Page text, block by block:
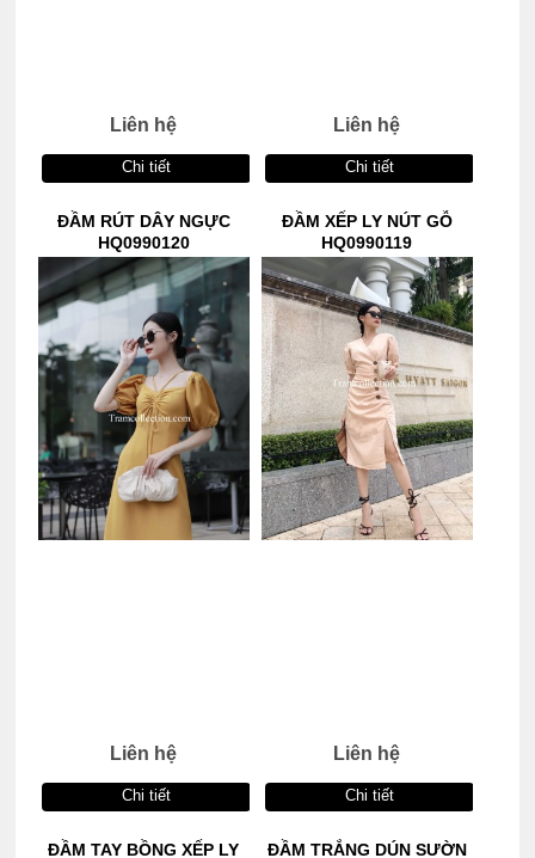
Liên hệ
Chi tiết
Liên hệ
Chi tiết
ĐẦM RÚT DÂY NGỰC
HQ0990120
Liên hệ
Chi tiết
ĐẦM XẾP LY NÚT GỖ
HQ0990119
Liên hệ
Chi tiết
ĐẦM TAY BỒNG XẾP LY ĐẦM TRẮNG DÚN SƯỜN